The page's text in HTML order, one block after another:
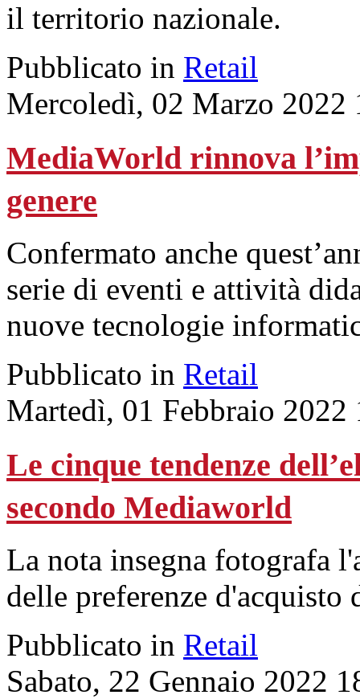
il territorio nazionale.
Pubblicato in Retail
Mercoledì, 02 Marzo 2022
MediaWorld rinnova
genere
Confermato anche
serie di eventi e attività
nuove tecnologie
Pubblicato in Retail
Martedì, 01 Febbraio 2022
Le cinque tendenze
secondo Mediaworld
La nota insegna fotografa
delle preferenze
Pubblicato in Retail
Sabato, 22 Gennaio 2022